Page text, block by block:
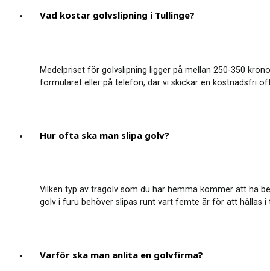
Vad kostar golvslipning i Tullinge?
Medelpriset för golvslipning ligger på mellan 250-350
formuläret eller på telefon, där vi skickar en kostnadsfri
Hur ofta ska man slipa golv?
Vilken typ av trägolv som du har hemma kommer att ha
golv i furu behöver slipas runt vart femte år för att hållas
Varför ska man anlita en golvfirma?